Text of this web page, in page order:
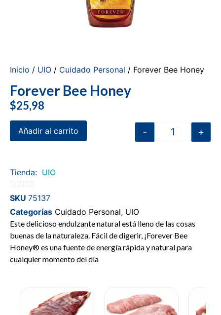
Inicio / UIO / Cuidado Personal / Forever Bee Honey
Forever Bee Honey
$25,98
- +
Añadir al carrito
Tienda: UIO
0
de
5
SKU 75137
Categorías Cuidado Personal, UIO
Este delicioso endulzante natural está lleno de las cosas
buenas de la naturaleza. Fácil de digerir, ¡Forever Bee
Honey® es una fuente de energía rápida y natural para
cualquier momento del día